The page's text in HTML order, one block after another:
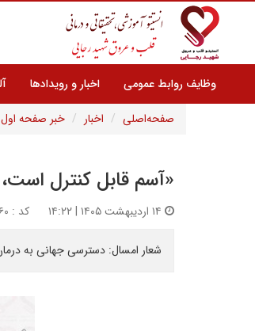
وظایف روابط عمومی اخبار و رویدادها
صفحه‌اصلی
اخبار خبر صفحه
«آسم قابل کنترل
کد : ۹۰۶۰
شعار امسال: دسترسی جهانی به